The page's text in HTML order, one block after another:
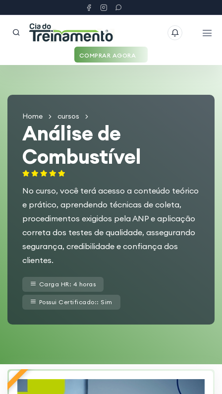
COMPRAR AGORA
Home cursos
Análise de
Combustível
No curso, você terá acesso a conteúdo teórico
e prático, aprendendo técnicas de coleta,
procedimentos exigidos pela ANP e aplicação
correta dos testes de qualidade, assegurando
segurança, credibilidade e confiança dos
clientes.
Carga HR: 4 horas
Possui Certificado:: Sim